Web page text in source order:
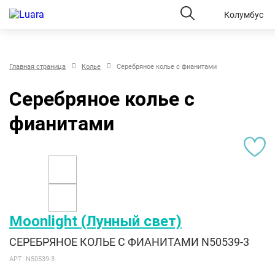
Колумбус
Главная страница Колье Серебряное колье с фианитами
Серебряное колье с
фианитами
Moonlight (Лунный свет)
СЕРЕБРЯНОЕ КОЛЬЕ С ФИАНИТАМИ N50539-3
АРТ: N50539-3